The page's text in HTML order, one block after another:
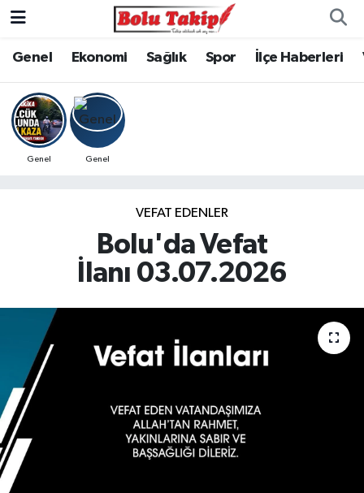
Genel Ekonomi Sağlık Spor İlçe Haberleri
Genel Genel
VEFAT EDENLER
Bolu'da Vefat
İlanı 03.07.2026